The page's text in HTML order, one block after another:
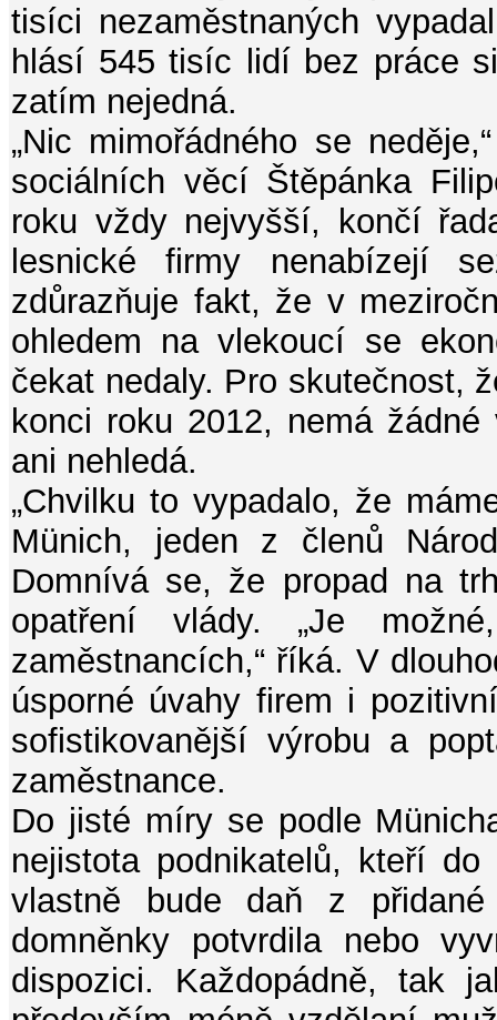
tisíci nezaměstnaných
hlásí 545 tisíc lidí bez práce
zatím nejedná.
„Nic mimořádného se
sociálních věcí Štěpánka
roku vždy nejvyšší, končí
lesnické firmy nenabízejí
zdůrazňuje fakt, že v
ohledem na vlekoucí se
čekat nedaly. Pro skutečnost,
konci roku 2012, nemá
ani nehledá.
„Chvilku to vypadalo, že
Münich, jeden z členů
Domnívá se, že propad na
opatření vlády. „Je
zaměstnancích,“ říká. V
úsporné úvahy firem i
sofistikovanější výrobu a
zaměstnance.
Do jisté míry se podle
nejistota podnikatelů, kteří
vlastně bude daň z
domněnky potvrdila nebo
dispozici. Každopádně, tak